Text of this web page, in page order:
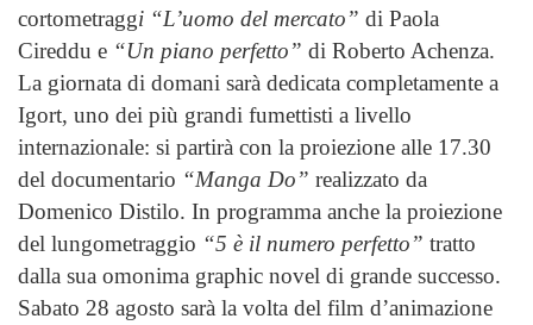
cortometraggi “L’uomo del mercato” di Paola
Cireddu e “Un piano perfetto” di Roberto Achenza.
La giornata di domani sarà dedicata completamente a
Igort, uno dei più grandi fumettisti a livello
internazionale: si partirà con la proiezione alle 17.30
del documentario “Manga Do” realizzato da
Domenico Distilo. In programma anche la proiezione
del lungometraggio “5 è il numero perfetto” tratto
dalla sua omonima graphic novel di grande successo.
Sabato 28 agosto sarà la volta del film d’animazione